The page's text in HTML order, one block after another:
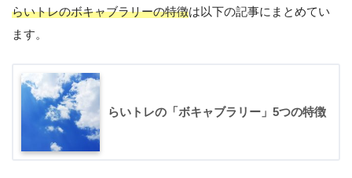
#salah語彙
らいトレのボキャブラリーの特徴は以下の記事にまとめてい
ます。
らいトレの「ボキャブラリー」5つの特徴